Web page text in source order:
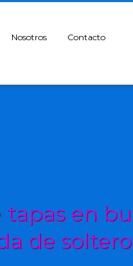
Nosotros Contacto
tapas en
de